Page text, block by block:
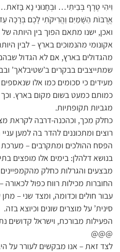
וִיהִי טֶרֶף בְּבֵיתִי… וּבְחָנוּנִי נָא
אֲרֻבּוֹת הַשָּׁמַיִם וַהֲרִיקֹתִי לָכֶם בְּרָכָה עַד
ואכן, ישנו מתאם הפוך בין היותה
אקונומי מהנמוכים בארץ – לבין
מהגדולים בארץ, אם לא הגדול
שמתייצבים בבקרים ב’שטיבלאך’
מעידים כי סכומים כמו אלו
כמותם כמעט בשום מקום בארץ. וכך
מגביות תקופתיות.
כחלק מכך, וכהכנה-דרבה לקראת
רוצים ומתכוננים להדר בה למען
הפסח ההולכים ומתקרבים – מערכת
בנושא דלהלן: בימים אלו מופצים
מבצעים והגרלות כחלק
החוברות מכילות רווח כפול
עבור חולים וכדומה, ומצד שני –
סינית’ על מוצרים שונים וכיוצא בזה.
הפעילות מבורכת, וישראל קדושים
@@@
לצד זאת – אנו מבקשים לעורר על